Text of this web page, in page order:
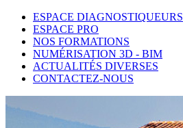
ESPACE DIAGNOSTIQUEURS
ESPACE PRO
NOS FORMATIONS
NUMÉRISATION 3D - BIM
ACTUALITÉS DIVERSES
CONTACTEZ-NOUS